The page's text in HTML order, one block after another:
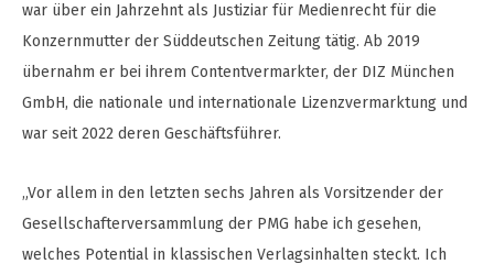
war über ein Jahrzehnt als Justiziar für Medienrecht für die
Konzernmutter der Süddeutschen Zeitung tätig. Ab 2019
übernahm er bei ihrem Contentvermarkter, der DIZ München
GmbH, die nationale und internationale Lizenzvermarktung und
war seit 2022 deren Geschäftsführer.
„Vor allem in den letzten sechs Jahren als Vorsitzender der
Gesellschafterversammlung der PMG habe ich gesehen,
welches Potential in klassischen Verlagsinhalten steckt. Ich